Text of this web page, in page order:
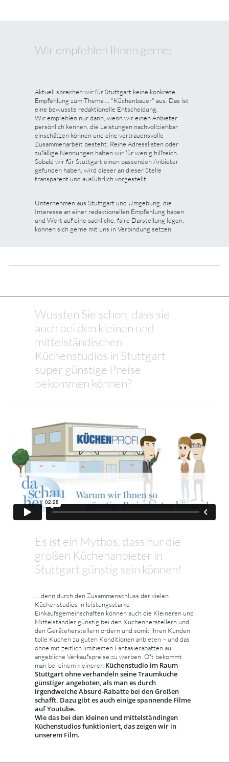
Wir empfehlen Ihnen gerne:
Aktuell sprechen wir für Stuttgart keine konkrete
Empfehlung zum Thema ... "Küchenbauer" aus. Das ist
eine bewusste redaktionelle Entscheidung.
Wir empfehlen nur dann, wenn wir einen Anbieter
persönlich kennen, die Leistungen nachvollziehbar
einschätzen können und eine vertrauensvolle
Zusammenarbeit besteht. Reine Adresslisten oder
zufällige Nennungen halten wir für wenig hilfreich.
Sobald wir für Stuttgart einen passenden Anbieter
gefunden haben, wird dieser an dieser Stelle
transparent und ausführlich vorgestellt.
Unternehmen aus Stuttgart und Umgebung, die
Interesse an einer redaktionellen Empfehlung haben
und Wert auf eine sachliche, faire Darstellung legen,
können sich gerne mit uns in Verbindung setzen.
Wussten Sie schon, dass sie
auch bei den kleinen und
mittelständischen
Küchenstudios in Stuttgart
super günstige Preise
bekommen können?
Es ist ein Mythos, dass nur die
großen Küchenanbieter in
Stuttgart günstig sein können!
... denn durch den Zusammenschluss der vielen
Küchenstudios in leistungsstarke
Einkaufsgemeinschaften können auch die Kleineren und
Mittelständler günstig bei den Küchenherstellern und
den Geräteherstellern ordern und somit ihren Kunden
tolle Küchen zu guten Konditionen anbieten – und das
ohne mit zeitlich limitierten Fantasierabatten auf
angebliche Verkaufspreise zu werben. Oft bekommt
man bei einem kleineren Küchenstudio im Raum
Stuttgart ohne verhandeln seine Traumküche
günstiger angeboten, als man es durch
irgendwelche Absurd-Rabatte bei den Großen
schafft. Dazu gibt es auch einige spannende Filme
auf Youtube.
Wie das bei den kleinen und mittelständingen
Küchenstudios funktioniert, das zeigen wir in
unserem Film.